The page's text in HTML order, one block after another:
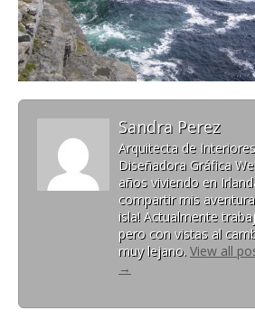
Sandra Perez
Arquitecta de
Diseñadora Gráfica
años viviendo en
compartir mis
isla! Actualmente
pero con vistas al
muy lejano. View all
→